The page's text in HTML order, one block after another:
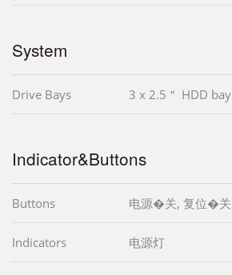
System
Drive Bays 3 x 2.5＂ HDD bay
Indicator&Buttons
Buttons 电源�关, 复位�关
Indicators 电源灯